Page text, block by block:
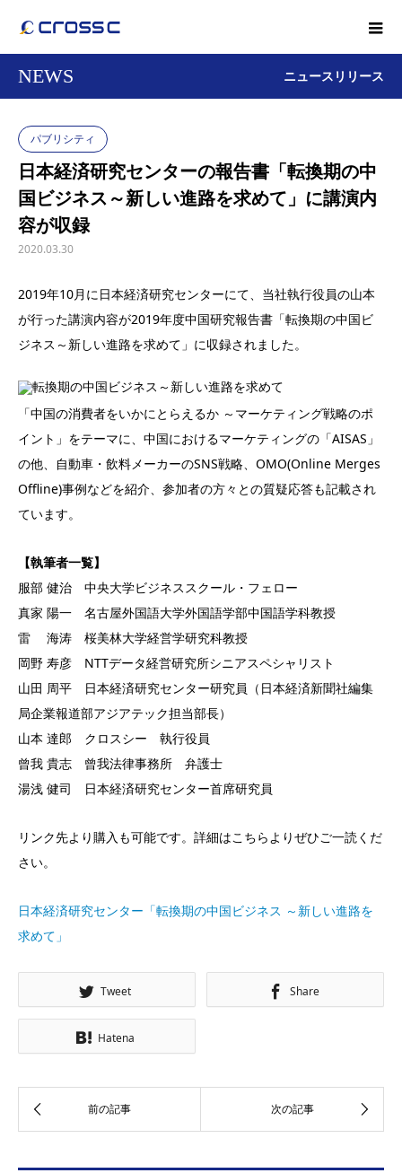
NEWS ニュースリリース
パブリシティ
日本経済研究センターの報告書「転換期の中
国ビジネス～新しい進路を求めて」に講演内
容が収録
2020.03.30
2019年10月に日本経済研究センターにて、当社執行役員の山本
が行った講演内容が2019年度中国研究報告書「転換期の中国ビ
ジネス～新しい進路を求めて」に収録されました。
「中国の消費者をいかにとらえるか ～マーケティング戦略のポ
イント」をテーマに、中国におけるマーケティングの「AISAS」
の他、自動車・飲料メーカーのSNS戦略、OMO(Online Merges
Offline)事例などを紹介、参加者の方々との質疑応答も記載され
ています。
【執筆者一覧】
服部 健治 中央大学ビジネススクール・フェロー
真家 陽一 名古屋外国語大学外国語学部中国語学科教授
雷 海涛 桜美林大学経営学研究科教授
岡野 寿彦 NTTデータ経営研究所シニアスペシャリスト
山田 周平 日本経済研究センター研究員（日本経済新聞社編集
局企業報道部アジアテック担当部長）
山本 達郎 クロスシー 執行役員
曾我 貴志 曾我法律事務所 弁護士
湯浅 健司 日本経済研究センター首席研究員
リンク先より購入も可能です。詳細はこちらよりぜひご一読くだ
さい。
日本経済研究センター「転換期の中国ビジネス ～新しい進路を
求めて」
Tweet Share
Hatena